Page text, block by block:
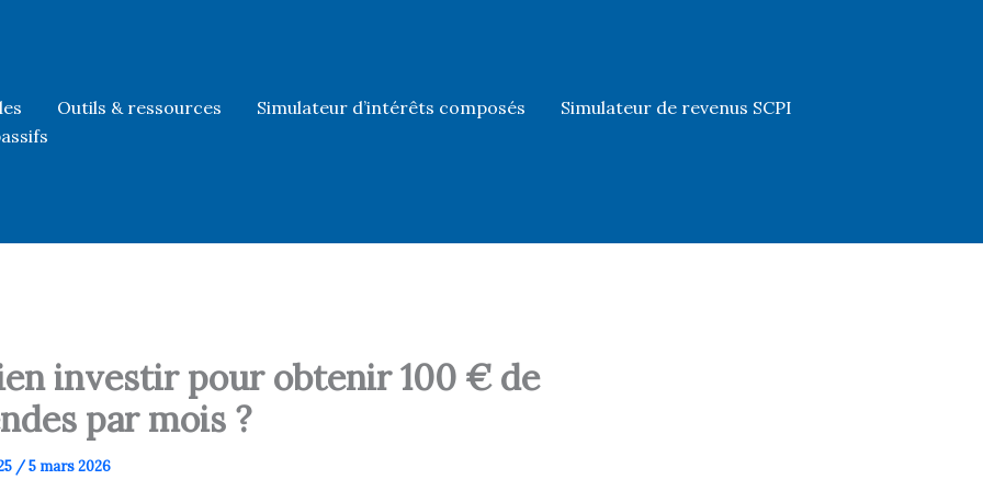
Outils & ressources Simulateur d’intérêts composés
Simulateur de revenus SCPI
investir pour obtenir 100 € de
par mois ?
/5 mars 2026